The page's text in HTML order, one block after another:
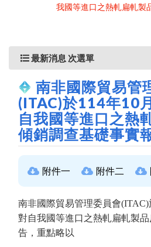
我國等進口之熱軋扁軋製
最新消息 次選單
南非國際貿易管
(ITAC)於114年10
自我國等進口之熱
傾銷調查基礎事實
附件一 附件二
南非國際貿易管理委員會(ITAC)
對自我國等進口之熱軋扁軋製
告，重點略以